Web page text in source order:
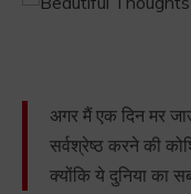
अगर मैं एक दिन मर
सर्वश्रेष्ठ करने की
क्योंकि ये दुनिया का